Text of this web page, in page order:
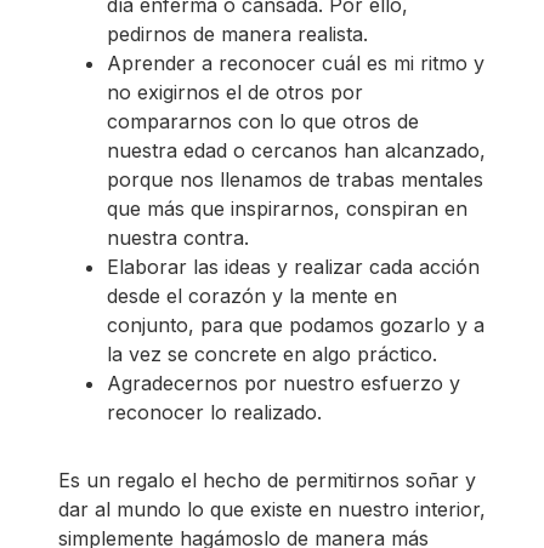
pedirnos de manera realista.
Aprender a reconocer cuál es mi ritmo y
no exigirnos el de otros por
compararnos con lo que otros de
nuestra edad o cercanos han alcanzado,
porque nos llenamos de trabas mentales
que más que inspirarnos, conspiran en
nuestra contra.
Elaborar las ideas y realizar cada acción
desde el corazón y la mente en
conjunto, para que podamos gozarlo y a
la vez se concrete en algo práctico.
Agradecernos por nuestro esfuerzo y
reconocer lo realizado.
Es un regalo el hecho de permitirnos soñar y
dar al mundo lo que existe en nuestro interior,
simplemente hagámoslo de manera más